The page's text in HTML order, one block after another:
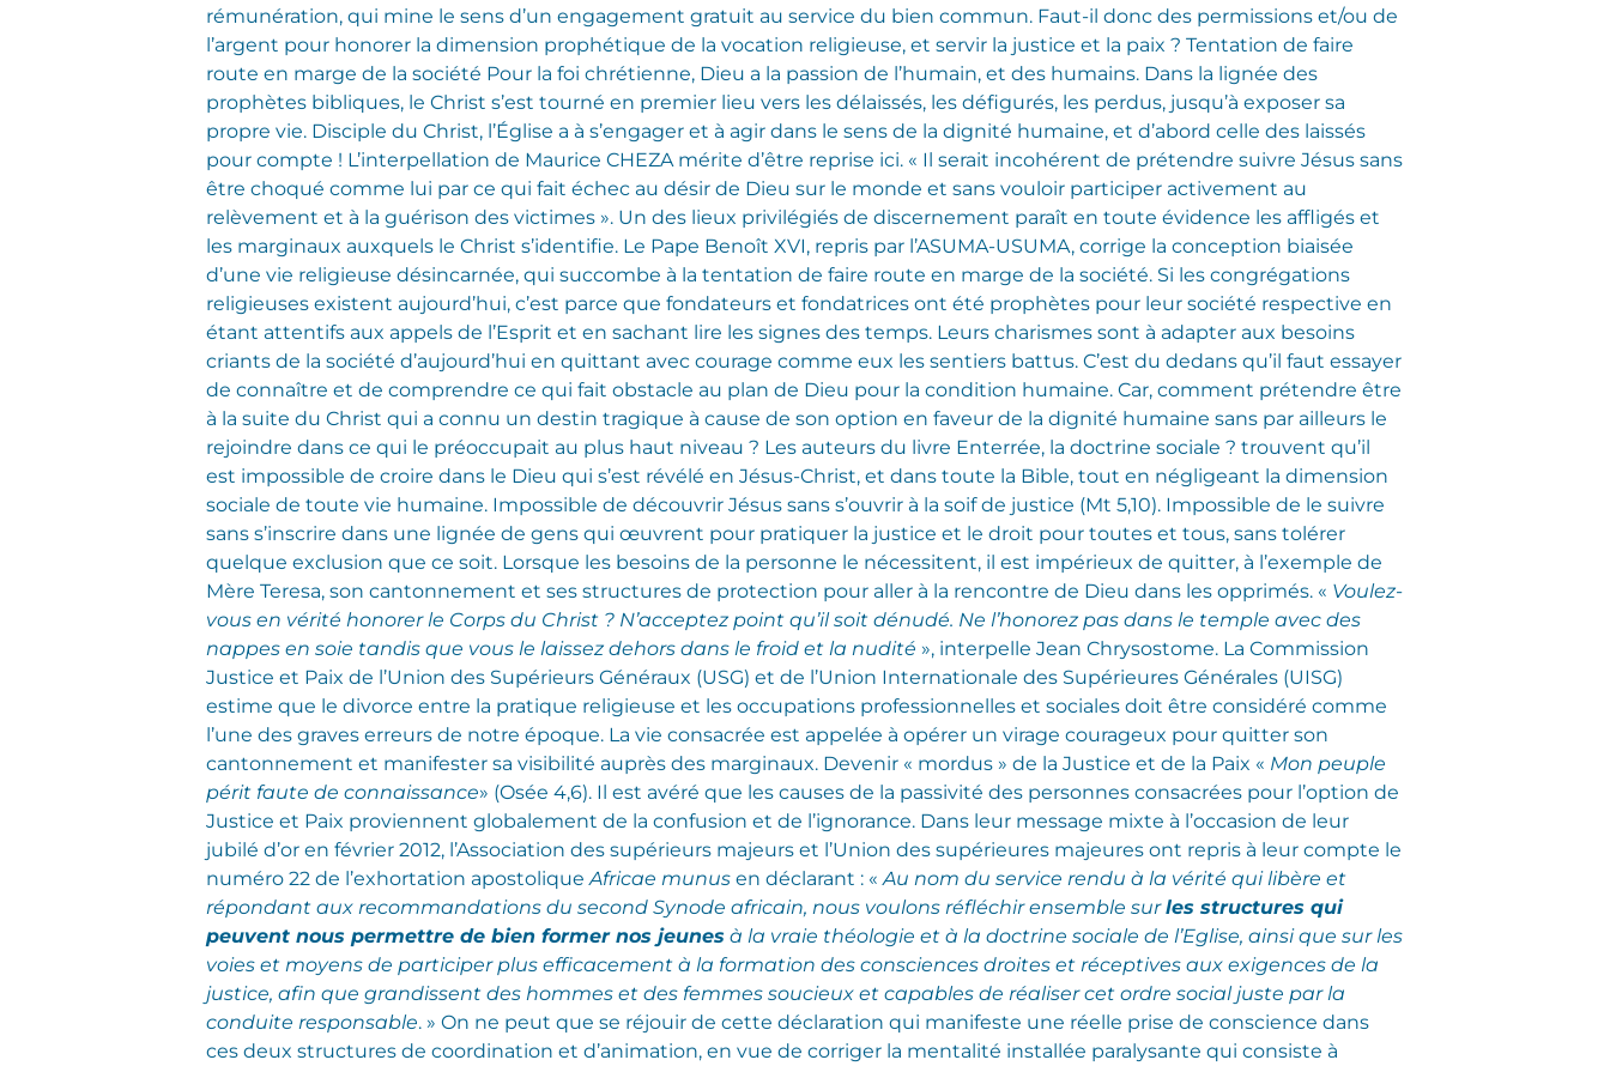
rémunération, qui mine le sens d’un engagement gratuit au service du bien commun. Faut-il donc des permissions et/ou de
l’argent pour honorer la dimension prophétique de la vocation religieuse, et servir la justice et la paix ? Tentation de faire
route en marge de la société Pour la foi chrétienne, Dieu a la passion de l’humain, et des humains. Dans la lignée des
prophètes bibliques, le Christ s’est tourné en premier lieu vers les délaissés, les défigurés, les perdus, jusqu’à exposer sa
propre vie. Disciple du Christ, l’Église a à s’engager et à agir dans le sens de la dignité humaine, et d’abord celle des laissés
pour compte ! L’interpellation de Maurice CHEZA mérite d’être reprise ici. « Il serait incohérent de prétendre suivre Jésus sans
être choqué comme lui par ce qui fait échec au désir de Dieu sur le monde et sans vouloir participer activement au
relèvement et à la guérison des victimes ». Un des lieux privilégiés de discernement paraît en toute évidence les affligés et
les marginaux auxquels le Christ s’identifie. Le Pape Benoît XVI, repris par l’ASUMA-USUMA, corrige la conception biaisée
d’une vie religieuse désincarnée, qui succombe à la tentation de faire route en marge de la société. Si les congrégations
religieuses existent aujourd’hui, c’est parce que fondateurs et fondatrices ont été prophètes pour leur société respective en
étant attentifs aux appels de l’Esprit et en sachant lire les signes des temps. Leurs charismes sont à adapter aux besoins
criants de la société d’aujourd’hui en quittant avec courage comme eux les sentiers battus. C’est du dedans qu’il faut essayer
de connaître et de comprendre ce qui fait obstacle au plan de Dieu pour la condition humaine. Car, comment prétendre être
à la suite du Christ qui a connu un destin tragique à cause de son option en faveur de la dignité humaine sans par ailleurs le
rejoindre dans ce qui le préoccupait au plus haut niveau ? Les auteurs du livre Enterrée, la doctrine sociale ? trouvent qu’il
est impossible de croire dans le Dieu qui s’est révélé en Jésus-Christ, et dans toute la Bible, tout en négligeant la dimension
sociale de toute vie humaine. Impossible de découvrir Jésus sans s’ouvrir à la soif de justice (Mt 5,10). Impossible de le suivre
sans s’inscrire dans une lignée de gens qui œuvrent pour pratiquer la justice et le droit pour toutes et tous, sans tolérer
quelque exclusion que ce soit. Lorsque les besoins de la personne le nécessitent, il est impérieux de quitter, à l’exemple de
Mère Teresa, son cantonnement et ses structures de protection pour aller à la rencontre de Dieu dans les opprimés. « Voulez-
vous en vérité honorer le Corps du Christ ? N’acceptez point qu’il soit dénudé. Ne l’honorez pas dans le temple avec des
nappes en soie tandis que vous le laissez dehors dans le froid et la nudité », interpelle Jean Chrysostome. La Commission
Justice et Paix de l’Union des Supérieurs Généraux (USG) et de l’Union Internationale des Supérieures Générales (UISG)
estime que le divorce entre la pratique religieuse et les occupations professionnelles et sociales doit être considéré comme
l’une des graves erreurs de notre époque. La vie consacrée est appelée à opérer un virage courageux pour quitter son
cantonnement et manifester sa visibilité auprès des marginaux. Devenir « mordus » de la Justice et de la Paix « Mon peuple
périt faute de connaissance» (Osée 4,6). Il est avéré que les causes de la passivité des personnes consacrées pour l’option de
Justice et Paix proviennent globalement de la confusion et de l’ignorance. Dans leur message mixte à l’occasion de leur
jubilé d’or en février 2012, l’Association des supérieurs majeurs et l’Union des supérieures majeures ont repris à leur compte le
numéro 22 de l’exhortation apostoliqueAfricae munus en déclarant : «Au nom du service rendu à la vérité qui libère et
répondant aux recommandations du second Synode africain, nous voulons réfléchir ensemble surles structures qui
peuvent nous permettre de bien former nos jeunes à la vraie théologie et à la doctrine sociale de l’Eglise, ainsi que sur les
voies et moyens de participer plus efficacement à la formation des consciences droites et réceptives aux exigences de la
justice, afin que grandissent des hommes et des femmes soucieux et capables de réaliser cet ordre social juste par la
conduite responsable. » On ne peut que se réjouir de cette déclaration qui manifeste une réelle prise de conscience dans
ces deux structures de coordination et d’animation, en vue de corriger la mentalité installée paralysante qui consiste à